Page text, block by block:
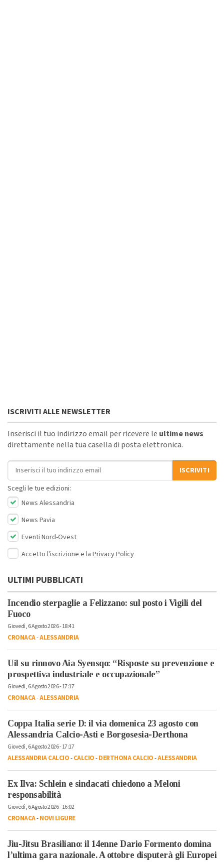
ISCRIVITI ALLE NEWSLETTER
Inserisci il tuo indirizzo email per ricevere le ultime news
direttamente nella tua casella di posta elettronica.
Indirizzo email
ISCRIVITI
Scegli le tue edizioni:
News Alessandria
News Pavia
Eventi Nord-Ovest
Accetto l'iscrizione e la Privacy Policy
ULTIMI PUBBLICATI
Incendio sterpaglie a Felizzano: sul posto i Vigili del
Fuoco
Giovedì, 6 Agosto 2026 - 18:41
CRONACA-ALESSANDRIA
Uil su rinnovo Aia Syensqo: “Risposte su prevenzione e
prospettiva industriale e occupazionale”
Giovedì, 6 Agosto 2026 - 17:17
CRONACA-ALESSANDRIA
Coppa Italia serie D: il via domenica 23 agosto con
Alessandria Calcio-Asti e Borgosesia-Derthona
Giovedì, 6 Agosto 2026 - 17:17
ALESSANDRIA CALCIO-CALCIO-DERTHONA CALCIO-ALESSANDRIA
Ex Ilva: Schlein e sindacati chiedono a Meloni
responsabilità
Giovedì, 6 Agosto 2026 - 16:02
CRONACA-NOVI LIGURE
Jiu-Jitsu Brasiliano: il 14enne Dario Formento domina
l’ultima gara nazionale. A ottobre disputerà gli Europei